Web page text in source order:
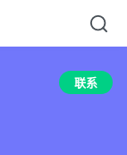
联系